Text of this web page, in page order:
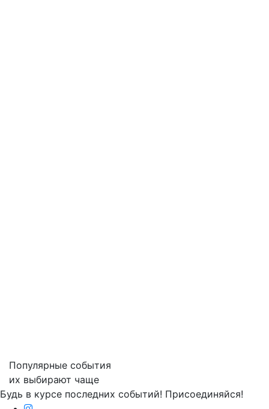
Популярные события
их выбирают чаще
Будь в курсе последних событий! Присоединяйся!